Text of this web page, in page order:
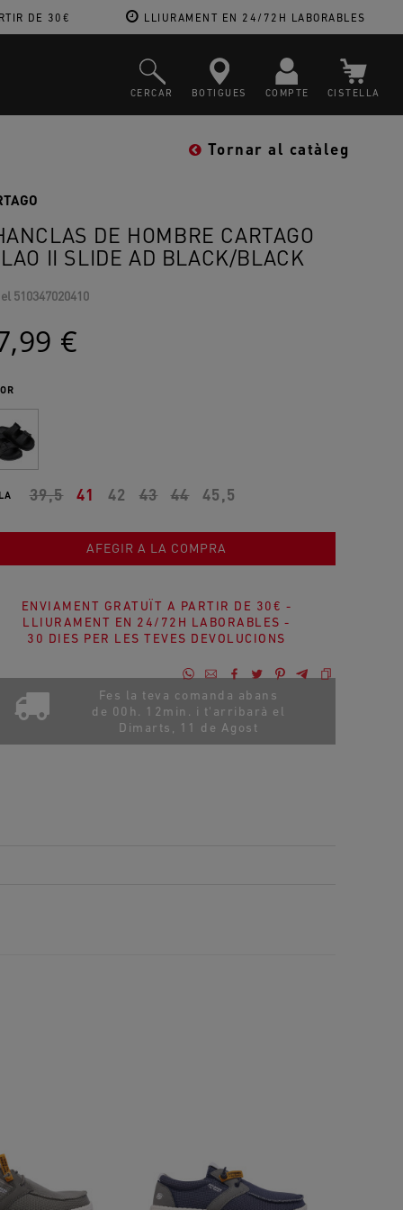
DE 30€ LLIURAMENT EN 24/72H LABORABLES
CISTELLA
COMPTE
BOTIGUES
CERCAR
Tornar al catàleg
DE HOMBRE CARTAGO
II SLIDE AD BLACK/BLACK
510347020410
€
39,5 41 42 43 44 45,5
AFEGIR A LA COMPRA
ENVIAMENT GRATUÏT A PARTIR DE 30€ -
LLIURAMENT EN 24/72H LABORABLES -
30 DIES PER LES TEVES DEVOLUCIONS
Fes la teva comanda abans
de 00h. 12min. i t'arribarà el
Dimarts, 11 de Agost